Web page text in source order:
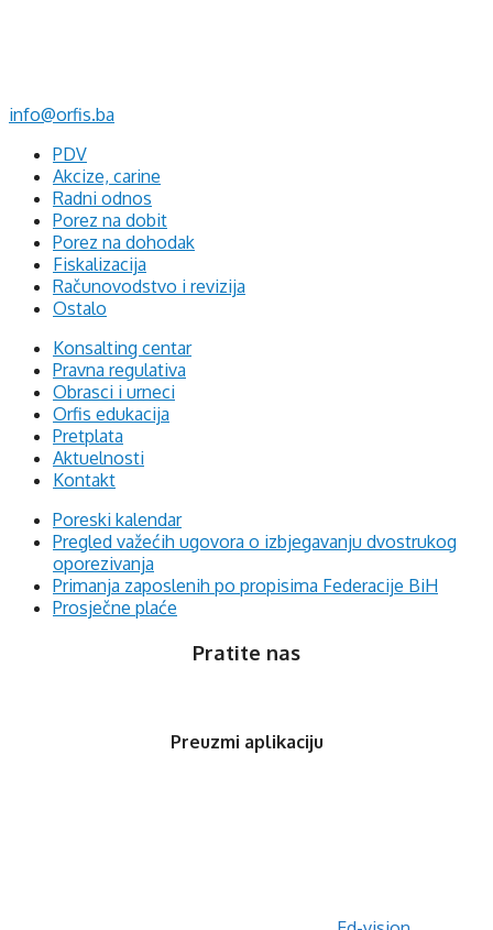
info@orfis.ba
PDV
Akcize, carine
Radni odnos
Porez na dobit
Porez na dohodak
Fiskalizacija
Računovodstvo i revizija
Ostalo
Konsalting centar
Pravna regulativa
Obrasci i urneci
Orfis edukacija
Pretplata
Aktuelnosti
Kontakt
Poreski kalendar
Pregled važećih ugovora o izbjegavanju dvostrukog
oporezivanja
Primanja zaposlenih po propisima Federacije BiH
Prosječne plaće
Pratite nas
Preuzmi aplikaciju